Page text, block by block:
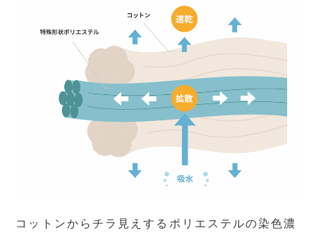
コットンからチラ見えするポリエステルの染色濃